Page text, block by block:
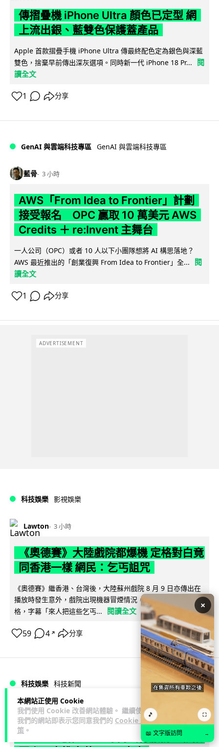
本網站正使用 Cookie
我們使用 Cookie 改善網站體驗。 繼續使用
我們的網站即表示您同意我們的 Cookie 政
策 。
傳摺疊機 iPhone Ultra 顏色已定型 網
上流出銀、藍雙色保護蓋產品
Apple 首款摺疊手機 iPhone Ultra 傳最終配色定為銀色與深藍
雙色，捨棄早前傳出深灰選項。同時新一代 iPhone 18 Pr...
閱
讀全文
1 分享
GenAI 與雲端科技專區 GenAI 與雲端科技專區
藍骨 3 小時
AWS「From Idea to Frontier」計劃
接受報名 OPC 贏取 10 萬美元 AWS
Credits ＋ re:Invent 主舞台
一人公司（OPC）或者 10 人以下小團隊想將 AI 構思落地？
AWS 最近推出的「創業復興 From Idea to Frontier」全...
閱
讀全文
1 分享
ADVERTISEMENT
科技娛樂 影視娛樂
Lawton 3 小時
《奧德賽》大陸戲院都爆機 定格對白竟
同香港一樣 網民：乞丐詛咒
《奧德賽》繼香港、台灣後，大陸蘇州戲院 8 月 9 日亦傳出在
播放時發生意外，戲院出現機器冒煙情況，而播放停止時的畫
格，字幕「來人把這些乞丐...
閱讀全文
59 4 ↗ 分享
科技娛樂 科技新聞
duncan 3 小時
Uber 在港推 Elite 尊尚出行服務！夥拍
×
🎵 ⛶
📖 文字版訪問 →